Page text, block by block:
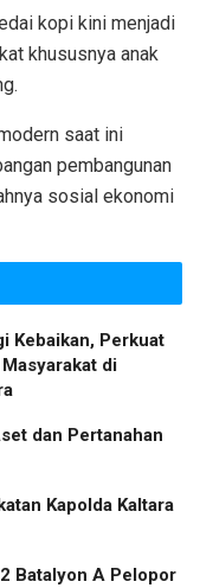
kopi kini menjadi
khususnya anak
saat ini
pembangunan
sosial ekonomi
Kebaikan, Perkuat
di
dan Pertanahan
Kapolda Kaltara
Batalyon A Pelopor